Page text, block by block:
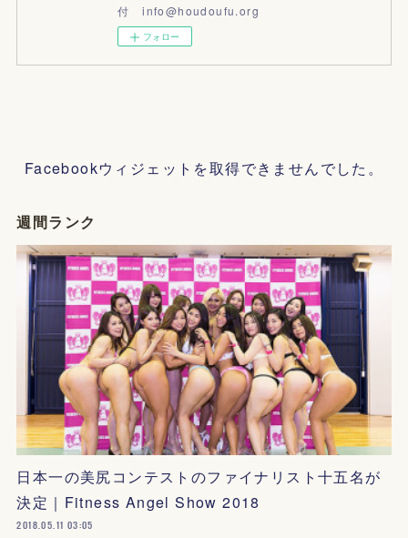
付 info@houdoufu.org
フォロー
Facebookウィジェットを取得できませんでした。
週間ランク
日本一の美尻コンテストのファイナリスト十五名が
決定｜Fitness Angel Show 2018
2018.05.11 03:05